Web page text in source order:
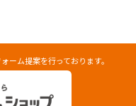
ーム提案を行っております。